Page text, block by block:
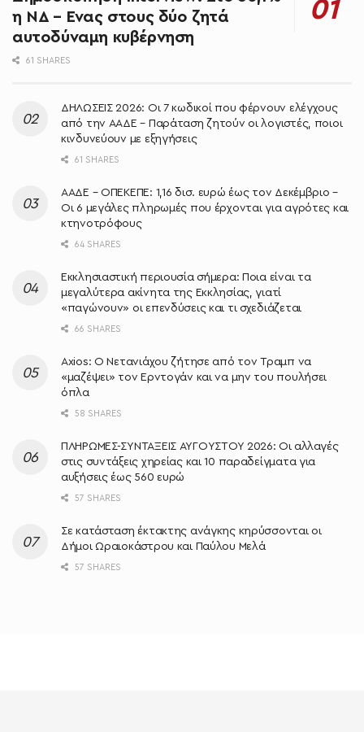
η ΝΔ – Ένας στους δύο ζητά
αυτοδύναμη κυβέρνηση
61 SHARES
ΔΗΛΩΣΕΙΣ 2026: Οι 7 κωδικοί που φέρνουν ελέγχους
από την ΑΑΔΕ – Παράταση ζητούν οι λογιστές, ποιοι
κινδυνεύουν με εξηγήσεις
61 SHARES
ΑΑΔΕ – ΟΠΕΚΕΠΕ: 1,16 δισ. ευρώ έως τον Δεκέμβριο –
Οι 6 μεγάλες πληρωμές που έρχονται για αγρότες και
κτηνοτρόφους
64 SHARES
Εκκλησιαστική περιουσία σήμερα: Ποια είναι τα
μεγαλύτερα ακίνητα της Εκκλησίας, γιατί
«παγώνουν» οι επενδύσεις και τι σχεδιάζεται
66 SHARES
Axios: Ο Νετανιάχου ζήτησε από τον Τραμπ να
«μαζέψει» τον Ερντογάν και να μην του πουλήσει
όπλα
58 SHARES
ΠΛΗΡΩΜΕΣ-ΣΥΝΤΑΞΕΙΣ ΑΥΓΟΥΣΤΟΥ 2026: Οι αλλαγές
στις συντάξεις χηρείας και 10 παραδείγματα για
αυξήσεις έως 560 ευρώ
57 SHARES
Σε κατάσταση έκτακτης ανάγκης κηρύσσονται οι
Δήμοι Ωραιοκάστρου και Παύλου Μελά
57 SHARES